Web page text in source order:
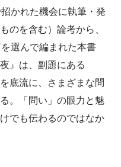
かれた機会に執筆・発
のを含む）論考から、
選んで編まれた本書
』は、副題にある
底流に、さまざまな問
。「問い」の眼力と魅
でも伝わるのではなか